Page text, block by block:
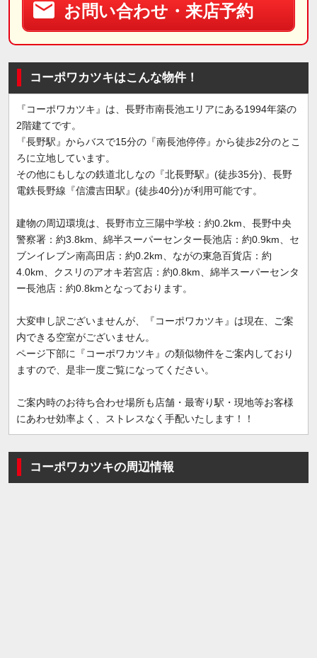
お問い合わせ・来店予約
コーポワカツキはこんな物件！
『コーポワカツキ』は、長野市南長池エリアにある1994年築の
2階建てです。
『長野駅』からバスで15分の『南長池停停』から徒歩2分のとこ
ろに立地しています。
その他にもしなの鉄道北しなの『北長野駅』(徒歩35分)、長野
電鉄長野線『信濃吉田駅』(徒歩40分)が利用可能です。
建物の周辺環境は、長野市立三陽中学校：約0.2km、長野中央
警察署：約3.8km、綿半スーパーセンター長池店：約0.9km、セ
ブンイレブン南高田店：約0.2km、ながの東急百貨店：約
4.0km、クスリのアオキ若宮店：約0.8km、綿半スーパーセンタ
ー長池店：約0.8kmとなっております。
大変申し訳ございませんが、『コーポワカツキ』は現在、ご案
内できる空室がございません。
ページ下部に『コーポワカツキ』の類似物件をご案内しており
ますので、是非一度ご覧になってください。
ご案内時のお待ち合わせ場所も店舗・最寄り駅・現地等お客様
にあわせ効率よく、ストレスなく手配いたします！！
コーポワカツキの周辺情報